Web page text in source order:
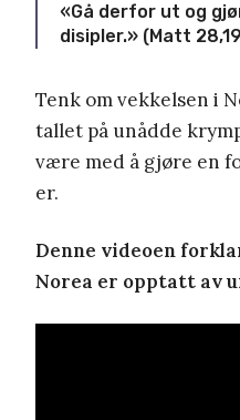
«Gå derfor ut og
disipler.» (Matt
Tenk om vekkelsen i
tallet på unådde
være med å gjøre en
er.
Denne videoen
Norea er opptatt av